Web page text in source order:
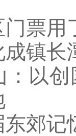
票用
镇长
：以
郊记